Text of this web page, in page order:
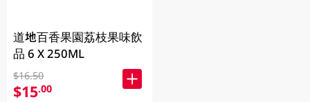
道地百香果園荔枝果味飲
品 6 X 250ML
$16.50
$15.00